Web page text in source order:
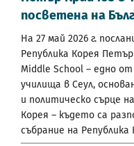
посветена на
На 27 май 2026 г.
Република Корея
Middle School – едно
училища в Сеул,
и политическо сърце
Корея – където са
събрание на Република